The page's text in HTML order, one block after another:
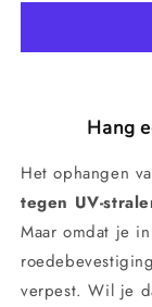
het
(Set
8
stuks)
Hang
Het ophangen
tegen UV-
Maar omdat je
verpest. Wil je